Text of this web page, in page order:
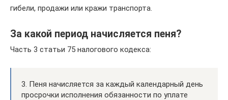
гибели, продажи или кражи транспорта.
За какой период начисляется пеня?
Часть 3 статьи 75 налогового кодекса:
3. Пеня начисляется за каждый календарный день
просрочки исполнения обязанности по уплате